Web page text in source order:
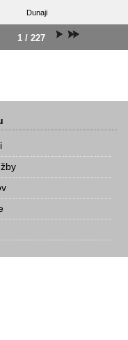
Dunaji
1 / 227